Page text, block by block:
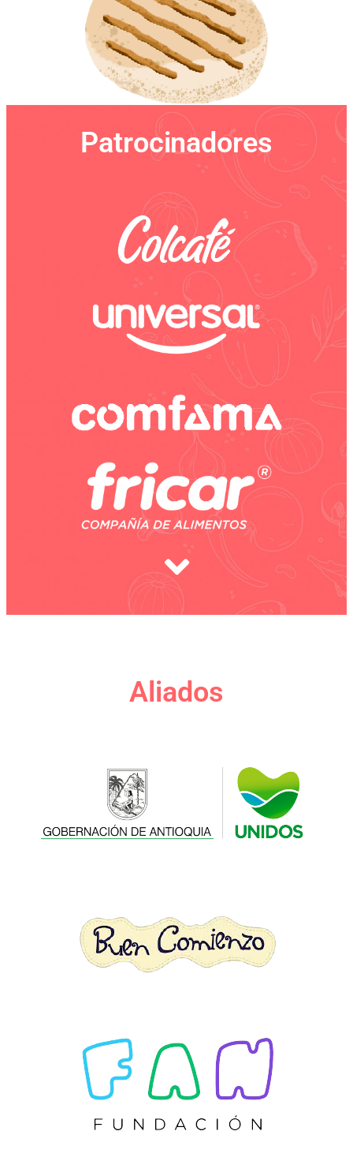
Patrocinadores
Aliados